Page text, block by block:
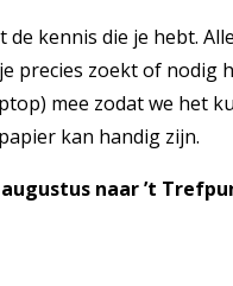
de kennis die je hebt.
precies zoekt of nodig
mee zodat we het
kan handig zijn.
augustus naar ’t